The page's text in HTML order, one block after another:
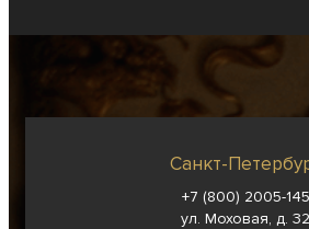
Санкт-
+7 (800) 2005-145
ул. Моховая, д. 32